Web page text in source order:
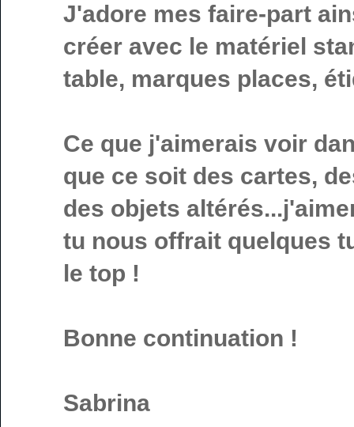
J'adore mes faire-part
créer avec le matériel
table, marques places,
Ce que j'aimerais voir
que ce soit des cartes,
des objets
tu nous offrait quelques
le top !
Bonne continuation !
Sabrina